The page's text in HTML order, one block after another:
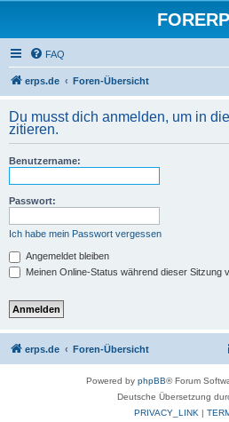
FAQ
erps.de Foren-Übersicht
Du musst dich anmelden, um in
zitieren.
Benutzername:
Passwort:
Ich habe mein Passwort vergessen
Angemeldet bleiben
Meinen Online-Status während dieser Sitzung
erps.de Foren-Übersicht
Powered by phpBB® Forum
Deutsche Übersetzung
PRIVACY_LINK |